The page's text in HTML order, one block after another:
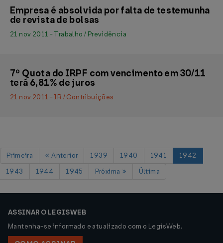
Empresa é absolvida por falta de testemunha
de revista de bolsas
21 nov 2011 - Trabalho / Previdência
7º Quota do IRPF com vencimento em 30/11
terá 6,81% de juros
21 nov 2011 - IR / Contribuições
Primeira Anterior 1939 1940 1941
1942
1943
1944 1945 Próxima Última
ASSINAR O LEGISWEB
Mantenha-se informado e atualizado com o LegisWeb.